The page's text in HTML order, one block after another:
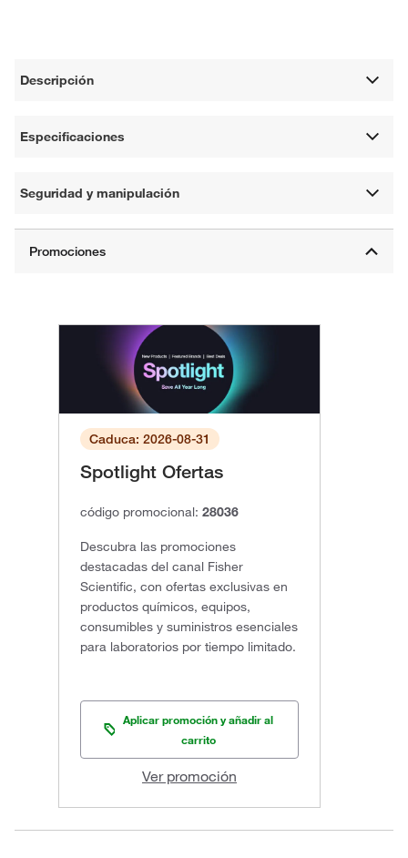
Descripción
Especificaciones
Seguridad y manipulación
Caduca: 2026-08-31
Spotlight Ofertas
código promocional: 28036
Descubra las promociones
destacadas del canal Fisher
Scientific, con ofertas exclusivas en
productos químicos, equipos,
consumibles y suministros esenciales
para laboratorios por tiempo limitado.
Aplicar promoción y añadir al
carrito
Ver promoción